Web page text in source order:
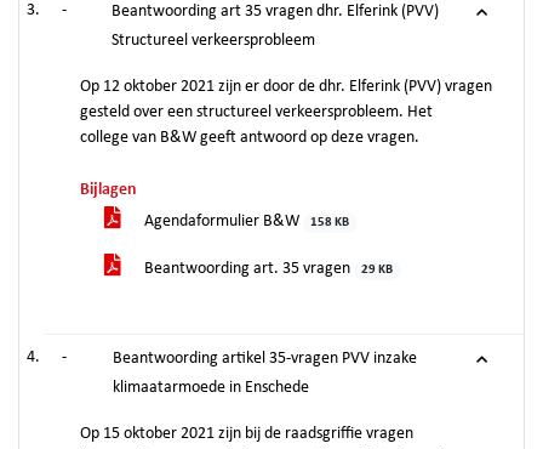
-
Beantwoording art 35 vragen dhr. Elferink (PVV)
Structureel verkeersprobleem
Op 12 oktober 2021 zijn er door de dhr. Elferink (PVV) vragen
gesteld over een structureel verkeersprobleem. Het
college van B&W geeft antwoord op deze vragen.
Bijlagen
Agendaformulier B&W
158 KB
Beantwoording art. 35 vragen 29 KB
-
Beantwoording artikel 35-vragen PVV inzake
klimaatarmoede in Enschede
Op 15 oktober 2021 zijn bij de raadsgriffie vragen